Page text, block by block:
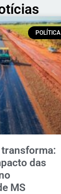
POLÍTICA
das
MS